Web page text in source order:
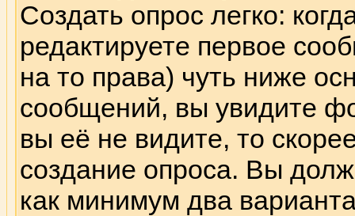
Создать опрос легко:
редактируете первое
на то права) чуть ниже
сообщений, вы увидите
вы её не видите, то
создание опроса. Вы
как минимум два